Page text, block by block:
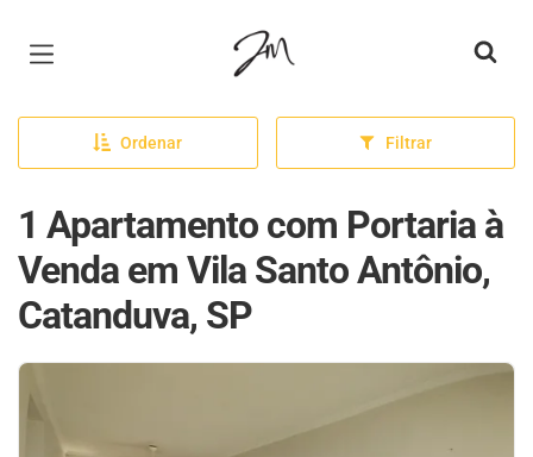
Página inicial
Ordenar Filtrar
1 Apartamento com Portaria à
Venda em Vila Santo Antônio,
Catanduva, SP